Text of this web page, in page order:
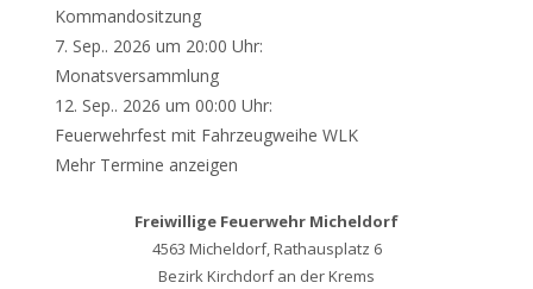
Kommandositzung
7. Sep.. 2026 um 20:00 Uhr:
Monatsversammlung
12. Sep.. 2026 um 00:00 Uhr:
Feuerwehrfest mit Fahrzeugweihe WLK
Mehr Termine anzeigen
Freiwillige Feuerwehr Micheldorf
4563 Micheldorf, Rathausplatz 6
Bezirk Kirchdorf an der Krems